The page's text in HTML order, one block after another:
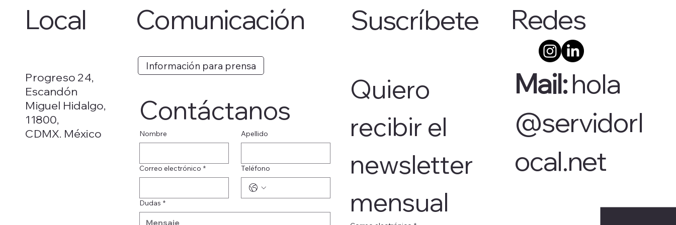
Progreso 24,
Escandón
Miguel Hidalgo,
11800,
CDMX. México
Información para prensa
Contáctanos
Nombre Apellido
Correo electrónico * Teléfono
Dudas *
Quiero
recibir el
newsletter
mensual
Redes
Comunicación Suscríbete
Local
Mail:hola
@servidorl
ocal.net